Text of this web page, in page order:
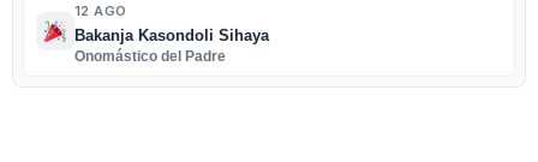
12 AGO
Bakanja Kasondoli Sihaya
Onomástico del Padre